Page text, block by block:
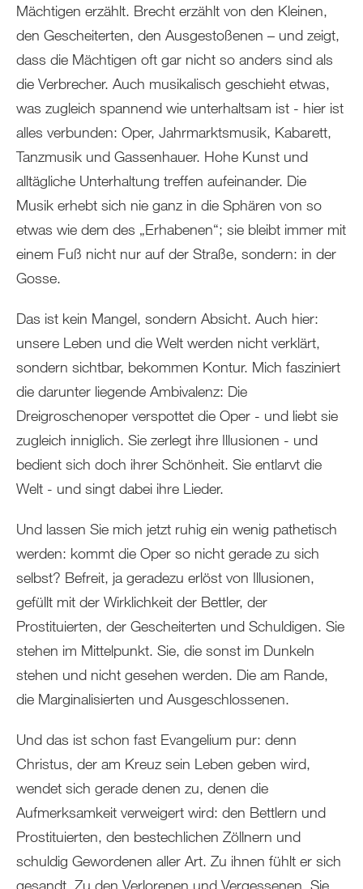
Mächtigen erzählt. Brecht erzählt von den Kleinen,
den Gescheiterten, den Ausgestoßenen – und zeigt,
dass die Mächtigen oft gar nicht so anders sind als
die Verbrecher. Auch musikalisch geschieht etwas,
was zugleich spannend wie unterhaltsam ist - hier ist
alles verbunden: Oper, Jahrmarktsmusik, Kabarett,
Tanzmusik und Gassenhauer. Hohe Kunst und
alltägliche Unterhaltung treffen aufeinander. Die
Musik erhebt sich nie ganz in die Sphären von so
etwas wie dem des „Erhabenen“; sie bleibt immer mit
einem Fuß nicht nur auf der Straße, sondern: in der
Gosse.
Das ist kein Mangel, sondern Absicht. Auch hier:
unsere Leben und die Welt werden nicht verklärt,
sondern sichtbar, bekommen Kontur. Mich fasziniert
die darunter liegende Ambivalenz: Die
Dreigroschenoper verspottet die Oper - und liebt sie
zugleich inniglich. Sie zerlegt ihre Illusionen - und
bedient sich doch ihrer Schönheit. Sie entlarvt die
Welt - und singt dabei ihre Lieder.
Und lassen Sie mich jetzt ruhig ein wenig pathetisch
werden: kommt die Oper so nicht gerade zu sich
selbst? Befreit, ja geradezu erlöst von Illusionen,
gefüllt mit der Wirklichkeit der Bettler, der
Prostituierten, der Gescheiterten und Schuldigen. Sie
stehen im Mittelpunkt. Sie, die sonst im Dunkeln
stehen und nicht gesehen werden. Die am Rande,
die Marginalisierten und Ausgeschlossenen.
Und das ist schon fast Evangelium pur: denn
Christus, der am Kreuz sein Leben geben wird,
wendet sich gerade denen zu, denen die
Aufmerksamkeit verweigert wird: den Bettlern und
Prostituierten, den bestechlichen Zöllnern und
schuldig Gewordenen aller Art. Zu ihnen fühlt er sich
gesandt. Zu den Verlorenen und Vergessenen. Sie